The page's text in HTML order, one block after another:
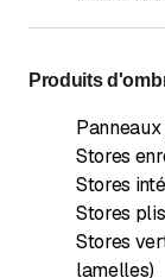
Produits
Stores
Stores
Stores
Stores
lamelles)